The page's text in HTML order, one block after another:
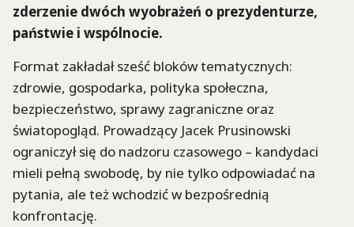
zderzenie dwóch wyobrażeń o prezydenturze,
państwie i wspólnocie.
Format zakładał sześć bloków tematycznych:
zdrowie, gospodarka, polityka społeczna,
bezpieczeństwo, sprawy zagraniczne oraz
światopogląd. Prowadzący Jacek Prusinowski
ograniczył się do nadzoru czasowego – kandydaci
mieli pełną swobodę, by nie tylko odpowiadać na
pytania, ale też wchodzić w bezpośrednią
konfrontację.